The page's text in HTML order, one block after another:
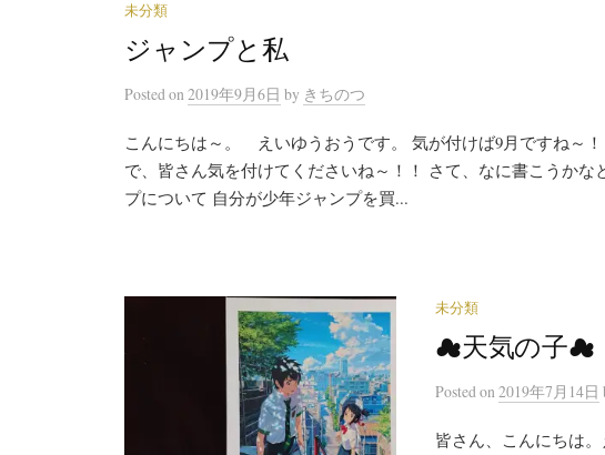
未分類
ジャンプと私
Postedon 2019年9月6日 by きちのつ
こんにちは～。 えいゆうおうです。 気が付けば9月ですね～
で、皆さん気を付けてくださいね～！！ さて、なに書こうか
プについて 自分が少年ジャンプを買...
未分類
☁天気の子☁
Postedon 2019年7月14日
皆さん、こんにちは